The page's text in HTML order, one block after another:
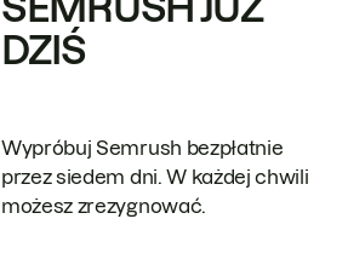
DZIŚ
Wypróbuj Semrush bezpłatnie
przez siedem dni. W każdej chwili
możesz zrezygnować.